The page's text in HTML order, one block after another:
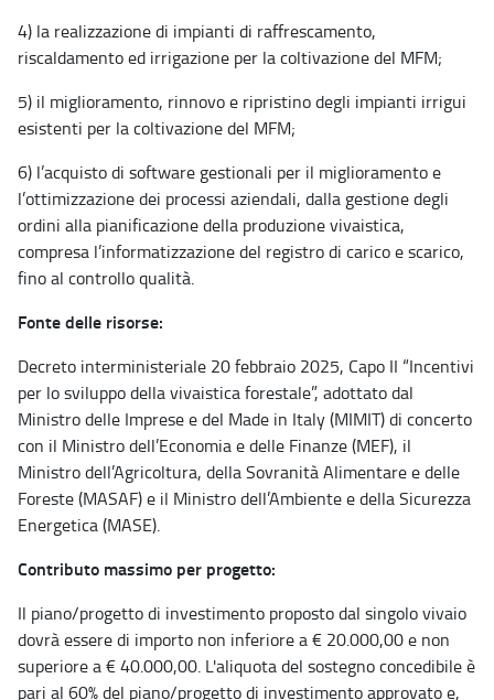
4) la realizzazione di impianti di raffrescamento,
riscaldamento ed irrigazione per la coltivazione del MFM;
5) il miglioramento, rinnovo e ripristino degli impianti irrigui
esistenti per la coltivazione del MFM;
6) l’acquisto di software gestionali per il miglioramento e
l’ottimizzazione dei processi aziendali, dalla gestione degli
ordini alla pianificazione della produzione vivaistica,
compresa l’informatizzazione del registro di carico e scarico,
fino al controllo qualità.
Fonte delle risorse:
Decreto interministeriale 20 febbraio 2025, Capo II “Incentivi
per lo sviluppo della vivaistica forestale”, adottato dal
Ministro delle Imprese e del Made in Italy (MIMIT) di concerto
con il Ministro dell’Economia e delle Finanze (MEF), il
Ministro dell’Agricoltura, della Sovranità Alimentare e delle
Foreste (MASAF) e il Ministro dell’Ambiente e della Sicurezza
Energetica (MASE).
Contributo massimo per progetto:
Il piano/progetto di investimento proposto dal singolo vivaio
dovrà essere di importo non inferiore a € 20.000,00 e non
superiore a € 40.000,00. L'aliquota del sostegno concedibile è
pari al 60% del piano/progetto di investimento approvato e,